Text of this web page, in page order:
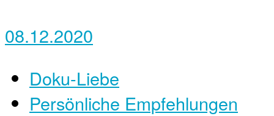
08.12.2020
Doku-Liebe
Persönliche Empfehlungen